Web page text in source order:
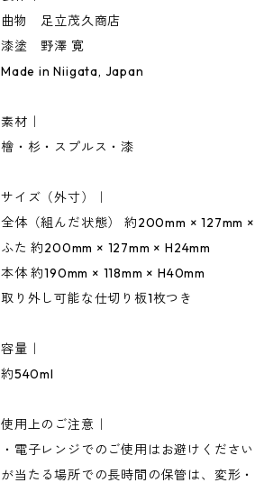
曲物 足立茂久商店
漆塗 野澤 寛
Made in Niigata, Japan
素材｜
檜・杉・スプルス・漆
サイズ（外寸）｜
全体（組んだ状態） 約200mm × 127mm
ふた 約200mm × 127mm × H24mm
本体 約190mm × 118mm × H40mm
取り外し可能な仕切り板1枚つき
容量｜
約540ml
使用上のご注意｜
・電子レンジでのご使用はお避けくださ
が当たる場所での長時間の保管は、変形